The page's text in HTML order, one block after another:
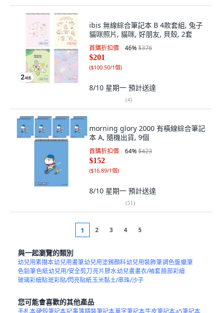
ibis 無線綜合筆記本 B 4款套組, 兔子
貓咪照片, 貓咪, 好朋友, 貝殼, 2套
首購折扣價 46%$376
$201
($100.50/1個)
8/10 星期一 預計送達
(4)
morning glory 2000 有橫線綜合筆記
本 A, 隨機出貨, 9個
首購折扣價 64%$423
$152
($16.89/1個)
8/10 星期一 預計送達
(51)
1 2 3 4 5
與一起瀏覽的類別
幼兒用素描本幼兒用畫筆幼兒用塗鴉顏料幼兒用裝飾筆調色盤蠟筆
色鉛筆色紙幼兒用/安全剪刀亮片膠水幼兒畫畫衣/袖套臉部彩繪
玻璃彩繪貼斑彩貼/閃亮貼紙玉米黏土/串珠/沙子
您可能會喜歡的其他產品
手札本硬殼筆記本記事簿精裝筆記本單字筆記本牛皮筆記本a5筆記本